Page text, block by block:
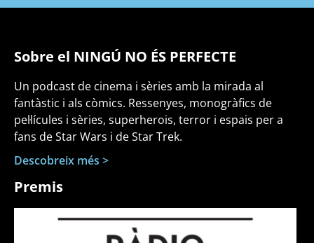
Sobre el NINGÚ NO ÉS PERFECTE
Un podcast de cinema i sèries amb la mirada al
fantàstic i als còmics. Ressenyes, monogràfics de
pel·lícules i sèries, superherois, terror i espais per a
fans de Star Wars i de Star Trek.
Descobreix més >
Premis